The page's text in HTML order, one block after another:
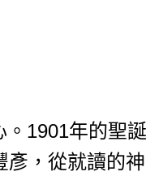
1901年的聖誕
彥，從就讀的神